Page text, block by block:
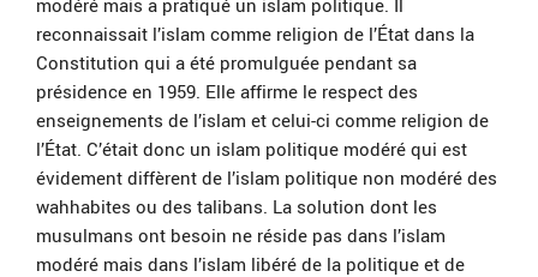
reconnaissait l’islam comme religion de l’État dans la
Constitution qui a été promulguée pendant sa
présidence en 1959. Elle affirme le respect des
enseignements de l’islam et celui-ci comme religion de
l’État. C’était donc un islam politique modéré qui est
évidement diffèrent de l’islam politique non modéré des
wahhabites ou des talibans. La solution dont les
musulmans ont besoin ne réside pas dans l’islam
modéré mais dans l’islam libéré de la politique et de